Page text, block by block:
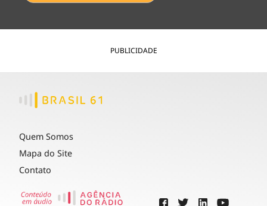
PUBLICIDADE
Quem Somos
Mapa do Site
Contato